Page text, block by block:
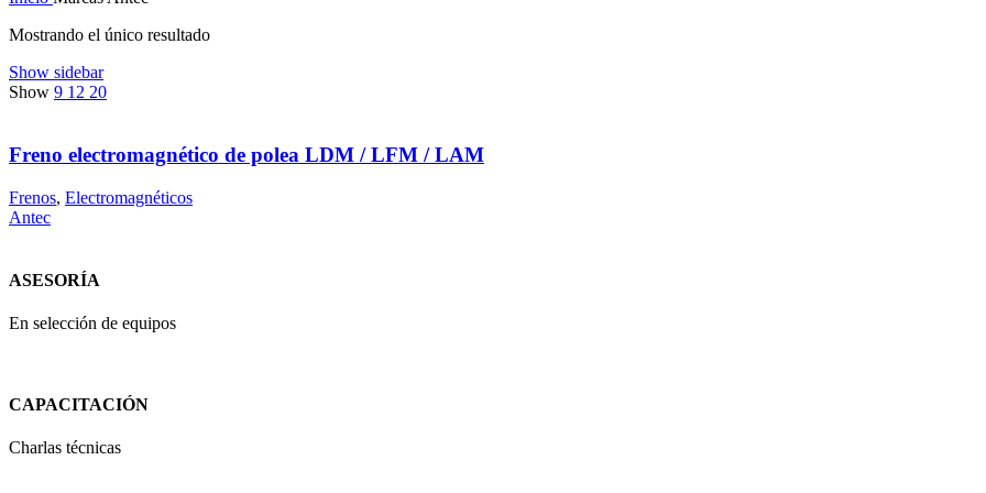
Mostrando el único resultado
Show sidebar
Show 9 12 20
Freno electromagnético de polea LDM / LFM / LAM
Frenos, Electromagnéticos
Antec
ASESORÍA
En selección de equipos
CAPACITACIÓN
Charlas técnicas